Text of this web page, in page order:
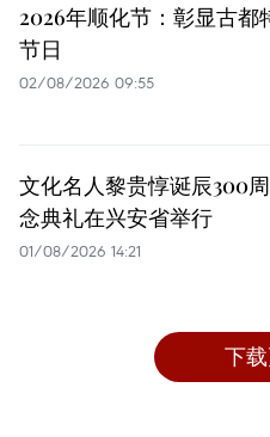
2026年顺化节：彰显古都
节日
02/08/2026 09:55
文化名人黎贵惇诞辰300
念典礼在兴安省举行
01/08/2026 14:21
下